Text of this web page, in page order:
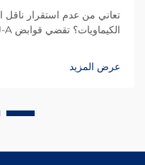
تعاني من عدم استقرار ناقل
اكتشف كيف تحقق الشركات
99.8٪ — طلب ورقة المواصفات اليوم.
عرض المزيد